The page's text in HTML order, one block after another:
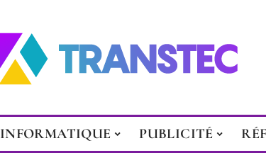
INFORMATIQUE PUBLICITÉ